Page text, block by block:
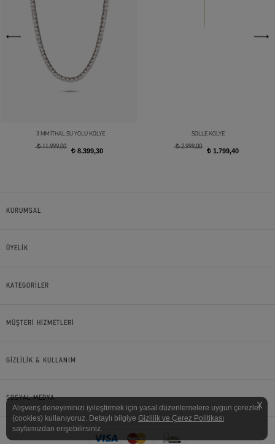
3 MM İTHAL SU YOLU KOLYE
t11.999,00
t8.399,30
SOLLE KOLYE
t2.999,00
t 1.799,40
KURUMSAL
ÜYELİK
KATEGORİLER
MÜŞTERİ HİZMETLERİ
GİZLİLİK & KULLANIM
SOSYAL MEDYA
Alışveriş deneyiminizi iyileştirmek için yasal düzenlemelere uygun çerezler
(cookies) kullanıyoruz. Detaylı bilgiye Gizlilik ve Çerez Politikası
sayfamızdan erişebilirsiniz.
X